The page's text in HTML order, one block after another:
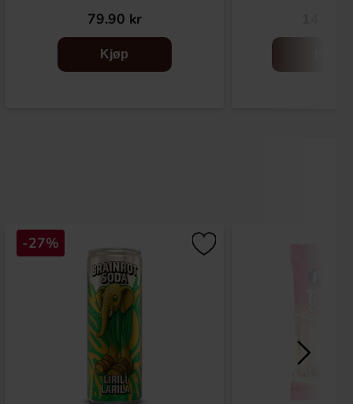
79.90 kr
Kjøp
-27%